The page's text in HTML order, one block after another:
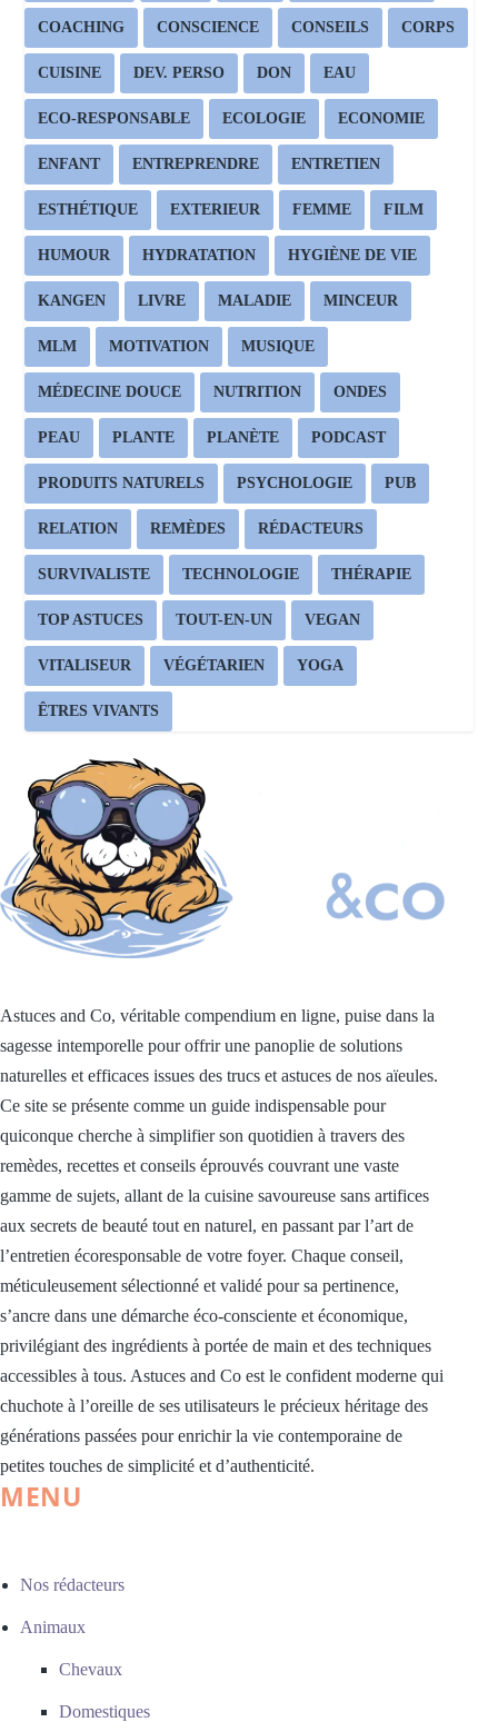
COACHING CONSCIENCE CONSEILS CORPS
CUISINE DEV. PERSO DON EAU
ECO-RESPONSABLE ECOLOGIE ECONOMIE
ENFANT ENTREPRENDRE ENTRETIEN
ESTHÉTIQUE EXTERIEUR FEMME FILM
HUMOUR HYDRATATION HYGIÈNE DE VIE
KANGEN LIVRE MALADIE MINCEUR
MLM MOTIVATION MUSIQUE
MÉDECINE DOUCE NUTRITION ONDES
PEAU PLANTE PLANÈTE PODCAST
PRODUITS NATURELS PSYCHOLOGIE PUB
RELATION REMÈDES RÉDACTEURS
SURVIVALISTE TECHNOLOGIE THÉRAPIE
TOP ASTUCES TOUT-EN-UN VEGAN
VITALISEUR VÉGÉTARIEN YOGA
ÊTRES VIVANTS
Astuces and Co, véritable compendium en ligne, puise dans la
sagesse intemporelle pour offrir une panoplie de solutions
naturelles et efficaces issues des trucs et astuces de nos aïeules.
Ce site se présente comme un guide indispensable pour
quiconque cherche à simplifier son quotidien à travers des
remèdes, recettes et conseils éprouvés couvrant une vaste
gamme de sujets, allant de la cuisine savoureuse sans artifices
aux secrets de beauté tout en naturel, en passant par l’art de
l’entretien écoresponsable de votre foyer. Chaque conseil,
méticuleusement sélectionné et validé pour sa pertinence,
s’ancre dans une démarche éco-consciente et économique,
privilégiant des ingrédients à portée de main et des techniques
accessibles à tous. Astuces and Co est le confident moderne qui
chuchote à l’oreille de ses utilisateurs le précieux héritage des
générations passées pour enrichir la vie contemporaine de
petites touches de simplicité et d’authenticité.
MENU
Nos rédacteurs
Animaux
Chevaux
Domestiques